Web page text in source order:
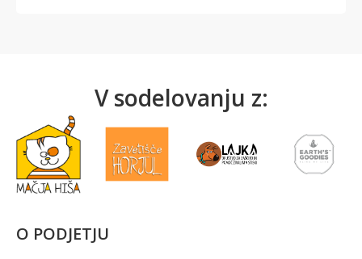
V sodelovanju z:
O PODJETJU